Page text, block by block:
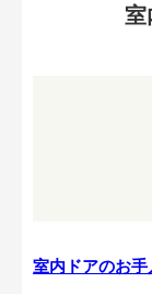
室内ドアのお手